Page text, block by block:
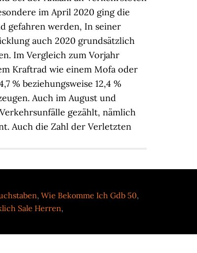
, Wie Bekomme Ich Gdb 50,
Sale Herren,